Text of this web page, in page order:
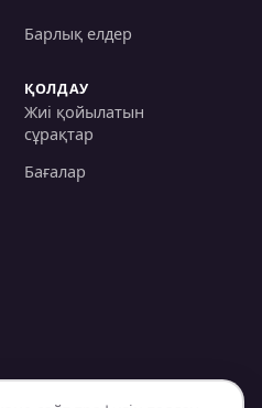
Барлық елдер
ҚОЛДАУ
Жиі қойылатын
сұрақтар
Бағалар